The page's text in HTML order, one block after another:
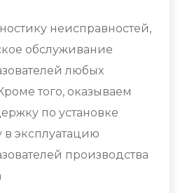
неисправностей,
обслуживание
любых
того, оказываем
по установке
в эксплуатацию
производства